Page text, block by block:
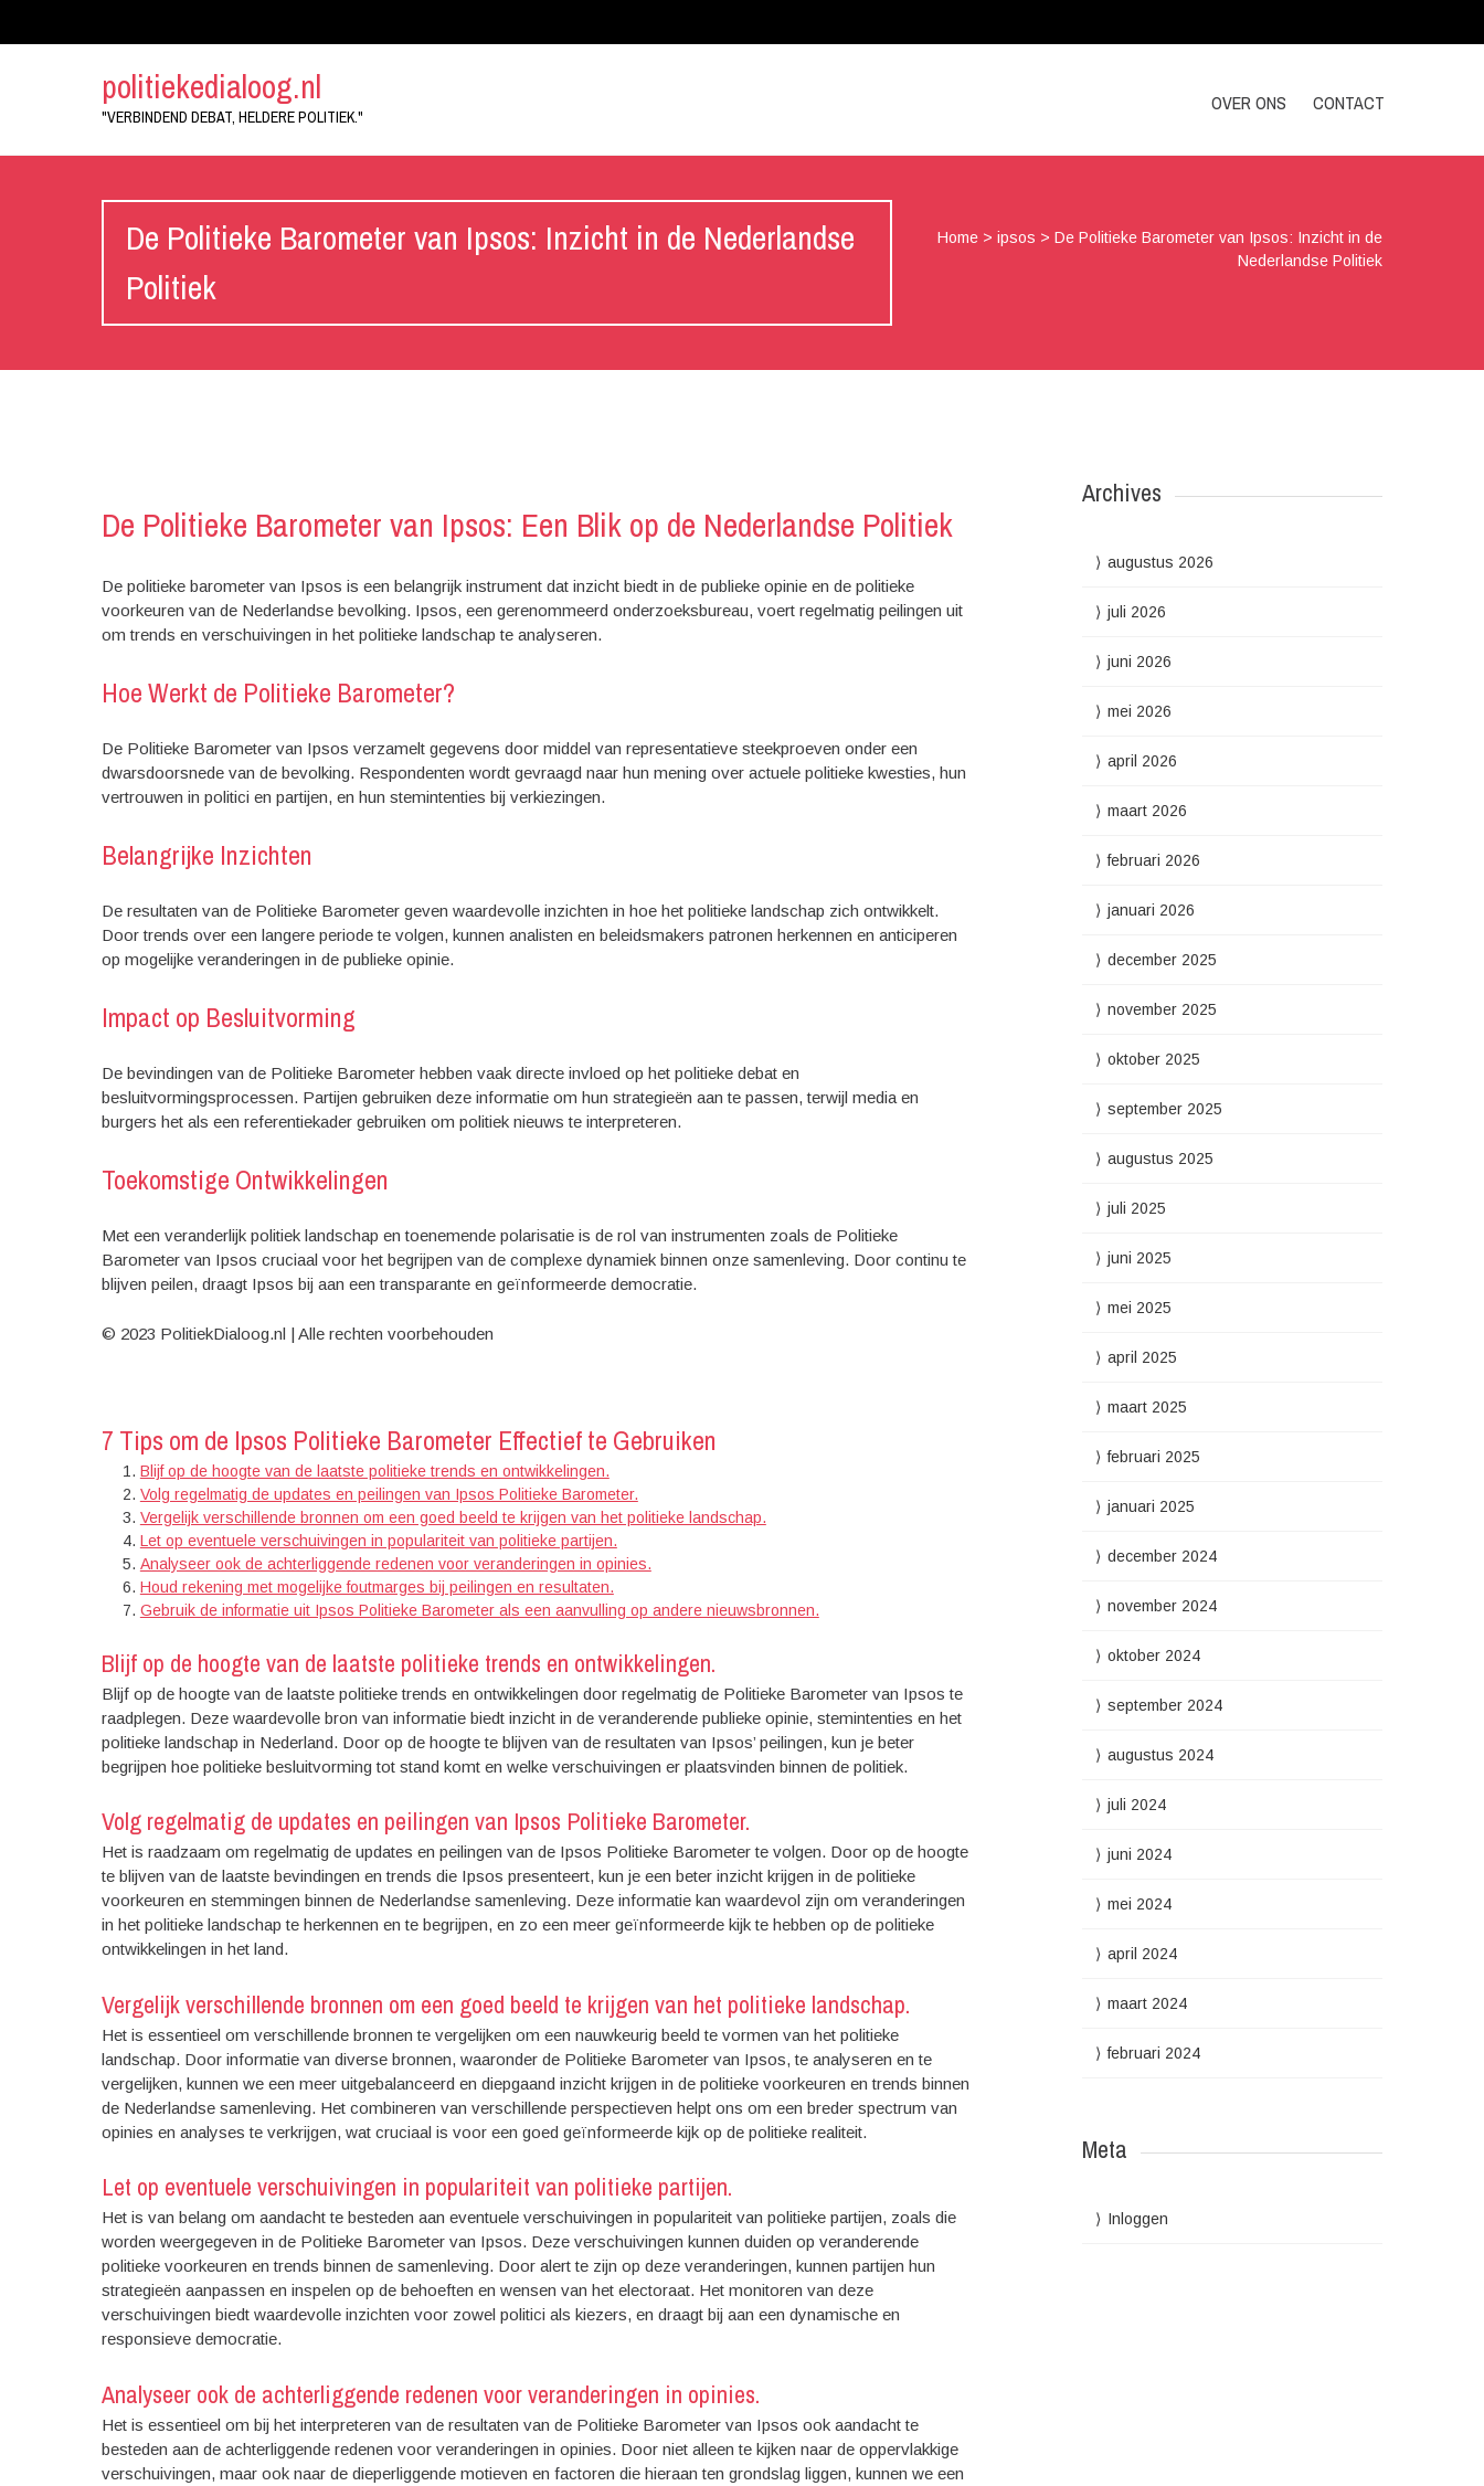
politiekedialoog.nl
"VERBINDEND DEBAT, HELDERE POLITIEK."
OVER ONS CONTACT
De Politieke Barometer van Ipsos: Inzicht in de Nederlandse
Politiek
Home >ipsos >De Politieke Barometer van Ipsos: Inzicht in de
Nederlandse Politiek
De Politieke Barometer van Ipsos: Een Blik op de Nederlandse Politiek
De politieke barometer van Ipsos is een belangrijk instrument dat inzicht biedt in de publieke opinie en de politieke
voorkeuren van de Nederlandse bevolking. Ipsos, een gerenommeerd onderzoeksbureau, voert regelmatig peilingen uit
om trends en verschuivingen in het politieke landschap te analyseren.
Hoe Werkt de Politieke Barometer?
De Politieke Barometer van Ipsos verzamelt gegevens door middel van representatieve steekproeven onder een
dwarsdoorsnede van de bevolking. Respondenten wordt gevraagd naar hun mening over actuele politieke kwesties, hun
vertrouwen in politici en partijen, en hun stemintenties bij verkiezingen.
Belangrijke Inzichten
De resultaten van de Politieke Barometer geven waardevolle inzichten in hoe het politieke landschap zich ontwikkelt.
Door trends over een langere periode te volgen, kunnen analisten en beleidsmakers patronen herkennen en anticiperen
op mogelijke veranderingen in de publieke opinie.
Impact op Besluitvorming
De bevindingen van de Politieke Barometer hebben vaak directe invloed op het politieke debat en
besluitvormingsprocessen. Partijen gebruiken deze informatie om hun strategieën aan te passen, terwijl media en
burgers het als een referentiekader gebruiken om politiek nieuws te interpreteren.
Toekomstige Ontwikkelingen
Met een veranderlijk politiek landschap en toenemende polarisatie is de rol van instrumenten zoals de Politieke
Barometer van Ipsos cruciaal voor het begrijpen van de complexe dynamiek binnen onze samenleving. Door continu te
blijven peilen, draagt Ipsos bij aan een transparante en geïnformeerde democratie.
© 2023 PolitiekDialoog.nl | Alle rechten voorbehouden
7 Tips om de Ipsos Politieke Barometer Effectief te Gebruiken
Blijf op de hoogte van de laatste politieke trends en ontwikkelingen.
Volg regelmatig de updates en peilingen van Ipsos Politieke Barometer.
Vergelijk verschillende bronnen om een goed beeld te krijgen van het politieke landschap.
Let op eventuele verschuivingen in populariteit van politieke partijen.
Analyseer ook de achterliggende redenen voor veranderingen in opinies.
Houd rekening met mogelijke foutmarges bij peilingen en resultaten.
Gebruik de informatie uit Ipsos Politieke Barometer als een aanvulling op andere nieuwsbronnen.
Blijf op de hoogte van de laatste politieke trends en ontwikkelingen.
Blijf op de hoogte van de laatste politieke trends en ontwikkelingen door regelmatig de Politieke Barometer van Ipsos te
raadplegen. Deze waardevolle bron van informatie biedt inzicht in de veranderende publieke opinie, stemintenties en het
politieke landschap in Nederland. Door op de hoogte te blijven van de resultaten van Ipsos’ peilingen, kun je beter
begrijpen hoe politieke besluitvorming tot stand komt en welke verschuivingen er plaatsvinden binnen de politiek.
Volg regelmatig de updates en peilingen van Ipsos Politieke Barometer.
Het is raadzaam om regelmatig de updates en peilingen van de Ipsos Politieke Barometer te volgen. Door op de hoogte
te blijven van de laatste bevindingen en trends die Ipsos presenteert, kun je een beter inzicht krijgen in de politieke
voorkeuren en stemmingen binnen de Nederlandse samenleving. Deze informatie kan waardevol zijn om veranderingen
in het politieke landschap te herkennen en te begrijpen, en zo een meer geïnformeerde kijk te hebben op de politieke
ontwikkelingen in het land.
Vergelijk verschillende bronnen om een goed beeld te krijgen van het politieke landschap.
Het is essentieel om verschillende bronnen te vergelijken om een nauwkeurig beeld te vormen van het politieke
landschap. Door informatie van diverse bronnen, waaronder de Politieke Barometer van Ipsos, te analyseren en te
vergelijken, kunnen we een meer uitgebalanceerd en diepgaand inzicht krijgen in de politieke voorkeuren en trends binnen
de Nederlandse samenleving. Het combineren van verschillende perspectieven helpt ons om een breder spectrum van
opinies en analyses te verkrijgen, wat cruciaal is voor een goed geïnformeerde kijk op de politieke realiteit.
Let op eventuele verschuivingen in populariteit van politieke partijen.
Het is van belang om aandacht te besteden aan eventuele verschuivingen in populariteit van politieke partijen, zoals die
worden weergegeven in de Politieke Barometer van Ipsos. Deze verschuivingen kunnen duiden op veranderende
politieke voorkeuren en trends binnen de samenleving. Door alert te zijn op deze veranderingen, kunnen partijen hun
strategieën aanpassen en inspelen op de behoeften en wensen van het electoraat. Het monitoren van deze
verschuivingen biedt waardevolle inzichten voor zowel politici als kiezers, en draagt bij aan een dynamische en
responsieve democratie.
Analyseer ook de achterliggende redenen voor veranderingen in opinies.
Het is essentieel om bij het interpreteren van de resultaten van de Politieke Barometer van Ipsos ook aandacht te
besteden aan de achterliggende redenen voor veranderingen in opinies. Door niet alleen te kijken naar de oppervlakkige
verschuivingen, maar ook naar de dieperliggende motieven en factoren die hieraan ten grondslag liggen, kunnen we een
Archives
augustus 2026
juli 2026
juni 2026
mei 2026
april 2026
maart 2026
februari 2026
januari 2026
december 2025
november 2025
oktober 2025
september 2025
augustus 2025
juli 2025
juni 2025
mei 2025
april 2025
maart 2025
februari 2025
januari 2025
december 2024
november 2024
oktober 2024
september 2024
augustus 2024
juli 2024
juni 2024
mei 2024
april 2024
maart 2024
februari 2024
Meta
Inloggen